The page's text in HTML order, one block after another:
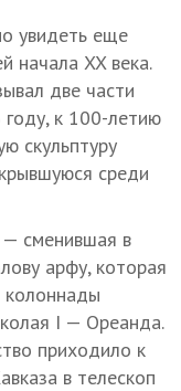
увидеть еще
начала XX века.
две части
к 100-летию
скульптуру
среди
— сменившая в
арфу, которая
колоннады
I — Ореанда.
приходило к
в телескоп